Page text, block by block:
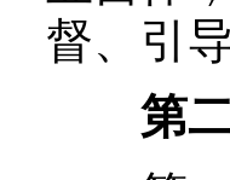
督、引
第二